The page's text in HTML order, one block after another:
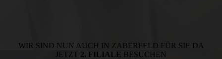
WIR SIND NUN AUCH IN ZABERFELD FÜR SIE DA
JETZT 2. FILIALE BESUCHEN